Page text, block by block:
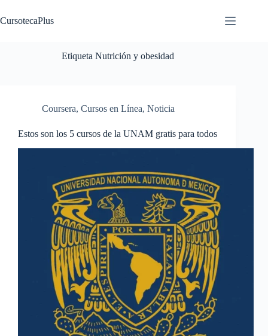
al
contenido
CursotecaPlus
Etiqueta Nutrición y obesidad
Coursera, Cursos en Línea, Noticia
Estos son los 5 cursos de la UNAM gratis para todos